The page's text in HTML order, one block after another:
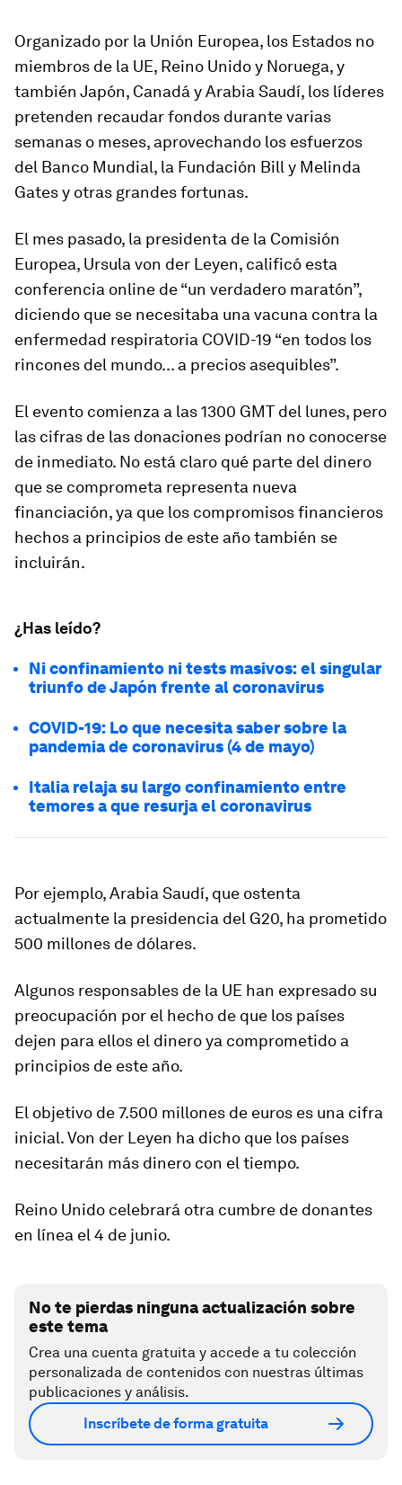
Organizado por la Unión Europea, los Estados no
miembros de la UE, Reino Unido y Noruega, y
también Japón, Canadá y Arabia Saudí, los líderes
pretenden recaudar fondos durante varias
semanas o meses, aprovechando los esfuerzos
del Banco Mundial, la Fundación Bill y Melinda
Gates y otras grandes fortunas.
El mes pasado, la presidenta de la Comisión
Europea, Ursula von der Leyen, calificó esta
conferencia online de “un verdadero maratón”,
diciendo que se necesitaba una vacuna contra la
enfermedad respiratoria COVID-19 “en todos los
rincones del mundo... a precios asequibles”.
El evento comienza a las 1300 GMT del lunes, pero
las cifras de las donaciones podrían no conocerse
de inmediato. No está claro qué parte del dinero
que se comprometa representa nueva
financiación, ya que los compromisos financieros
hechos a principios de este año también se
incluirán.
¿Has leído?
Ni confinamiento ni tests masivos: el singular
triunfo de Japón frente al coronavirus
COVID-19: Lo que necesita saber sobre la
pandemia de coronavirus (4 de mayo)
Italia relaja su largo confinamiento entre
temores a que resurja el coronavirus
Por ejemplo, Arabia Saudí, que ostenta
actualmente la presidencia del G20, ha prometido
500 millones de dólares.
Algunos responsables de la UE han expresado su
preocupación por el hecho de que los países
dejen para ellos el dinero ya comprometido a
principios de este año.
El objetivo de 7.500 millones de euros es una cifra
inicial. Von der Leyen ha dicho que los países
necesitarán más dinero con el tiempo.
Reino Unido celebrará otra cumbre de donantes
en línea el 4 de junio.
No te pierdas ninguna actualización sobre
este tema
Crea una cuenta gratuita y accede a tu colección
personalizada de contenidos con nuestras últimas
publicaciones y análisis.
Inscríbete de forma gratuita